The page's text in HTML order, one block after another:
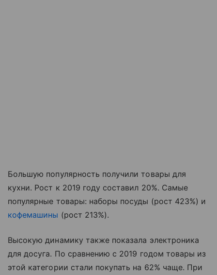
Большую популярность получили товары для
кухни. Рост к 2019 году составил 20%. Самые
популярные товары: наборы посуды (рост 423%) и
кофемашины (рост 213%).
Высокую динамику также показала электроника
для досуга. По сравнению с 2019 годом товары из
этой категории стали покупать на 62% чаще. При